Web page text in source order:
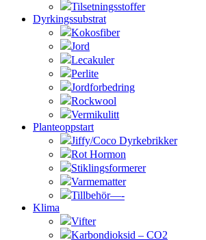
Tilsetningsstoffer
Dyrkingssubstrat
Kokosfiber
Jord
Lecakuler
Perlite
Jordforbedring
Rockwool
Vermikulitt
Planteoppstart
Jiffy/Coco Dyrkebrikker
Rot Hormon
Stiklingsformerer
Varmematter
Tillbehör—-
Klima
Vifter
Karbondioksid – CO2